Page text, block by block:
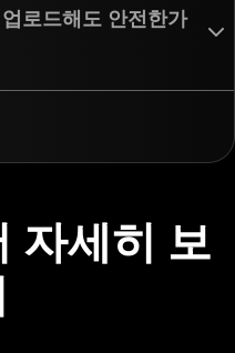
로드해도 안전한가
자세히 보